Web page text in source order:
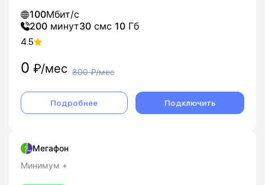
100Мбит/с
200 минут30 смс 10 Гб
4.5
0 ₽/мес 800₽/мес
Подробнее Подключить
Мегафон
Минимум +